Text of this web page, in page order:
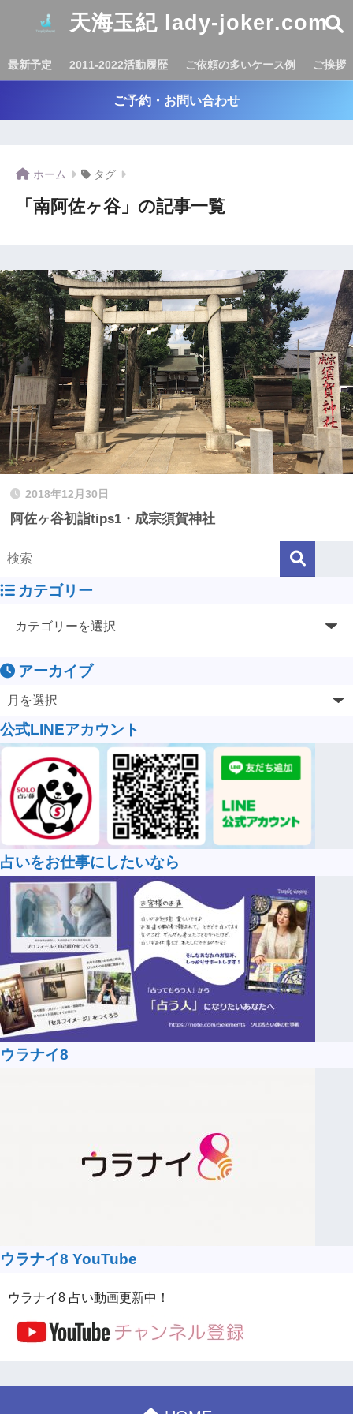
天海玉紀 lady-joker.com
最新予定 2011-2022活動履歴 ご依頼の多いケース例 ご挨拶
ご予約・お問い合わせ
ホーム タグ
「南阿佐ヶ谷」の記事一覧
2018年12月30日
阿佐ヶ谷初詣tips1・成宗須賀神社
カテゴリー
アーカイブ
公式LINEアカウント
占いをお仕事にしたいなら
ウラナイ8
ウラナイ8 YouTube
ウラナイ8 占い動画更新中！